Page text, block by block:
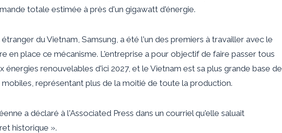
totale estimée à près d'un gigawatt d'énergie.
du Vietnam, Samsung, a été l'un des premiers à travailler avec le
en place ce mécanisme. L'entreprise a pour objectif de faire passer tous
énergies renouvelables d'ici 2027, et le Vietnam est sa plus grande base de
représentant plus de la moitié de toute la production.
a déclaré à l'Associated Press dans un courriel qu'elle saluait
historique ».